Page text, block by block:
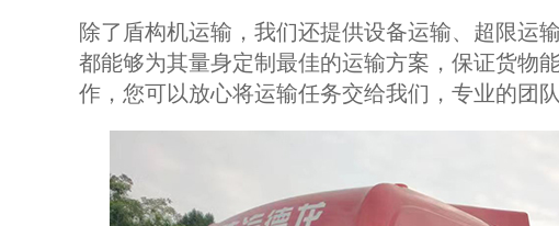
除了盾构机运输，我们还提供设备运输、超限运
都能够为其量身定制最佳的运输方案，保证货物
作，您可以放心将运输任务交给我们，专业的团